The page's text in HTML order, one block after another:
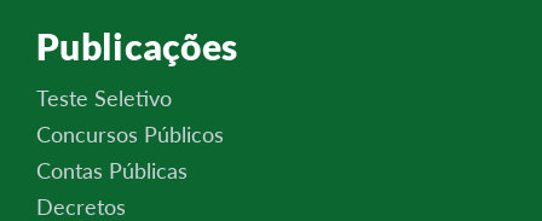
Publicações
Teste Seletivo
Concursos Públicos
Contas Públicas
Decretos